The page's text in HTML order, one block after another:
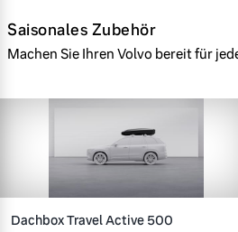
Saisonales Zubehör
Machen Sie Ihren Volvo bereit für
Dachbox Travel Active 500